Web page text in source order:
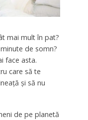
mai mult în pat?
minute de somn?
face asta.
care să te
şi să nu
de pe planetă